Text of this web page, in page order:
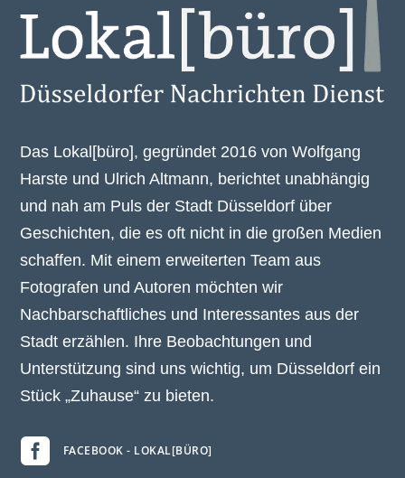
Das Lokal[büro], gegründet 2016 von Wolfgang
Harste und Ulrich Altmann, berichtet unabhängig
und nah am Puls der Stadt Düsseldorf über
Geschichten, die es oft nicht in die großen Medien
schaffen. Mit einem erweiterten Team aus
Fotografen und Autoren möchten wir
Nachbarschaftliches und Interessantes aus der
Stadt erzählen. Ihre Beobachtungen und
Unterstützung sind uns wichtig, um Düsseldorf ein
Stück „Zuhause“ zu bieten.
 FACEBOOK - LOKAL[BÜRO]